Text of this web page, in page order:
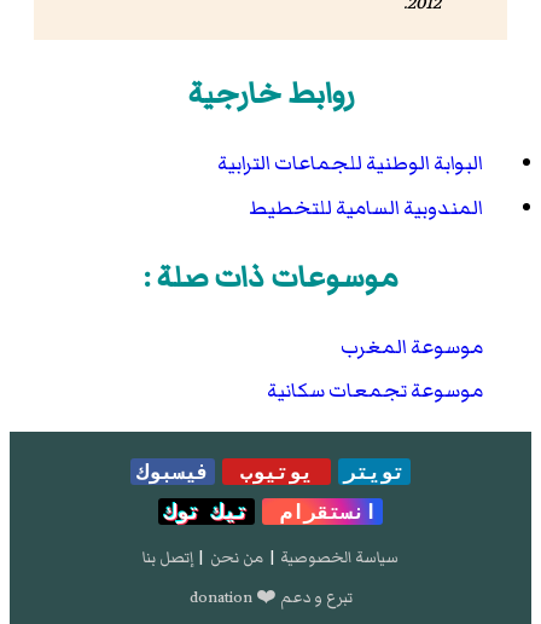
روابط خارجية
البوابة الوطنية للجماعات الترابية
المندوبية السامية للتخطيط
موسوعات ذات صلة :
موسوعة المغرب
موسوعة تجمعات سكانية
تويتر يوتيوب
فيسبوك
انستقرام
تيك توك
سياسة الخصوصية | من نحن | إتصل بنا
تبرع و دعم ❤️ donation